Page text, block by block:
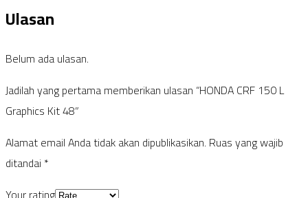
Ulasan
Belum ada ulasan.
Jadilah yang pertama memberikan ulasan “HONDA CRF 150 L
Graphics Kit 48”
Alamat email Anda tidak akan dipublikasikan. Ruas yang wajib
ditandai *